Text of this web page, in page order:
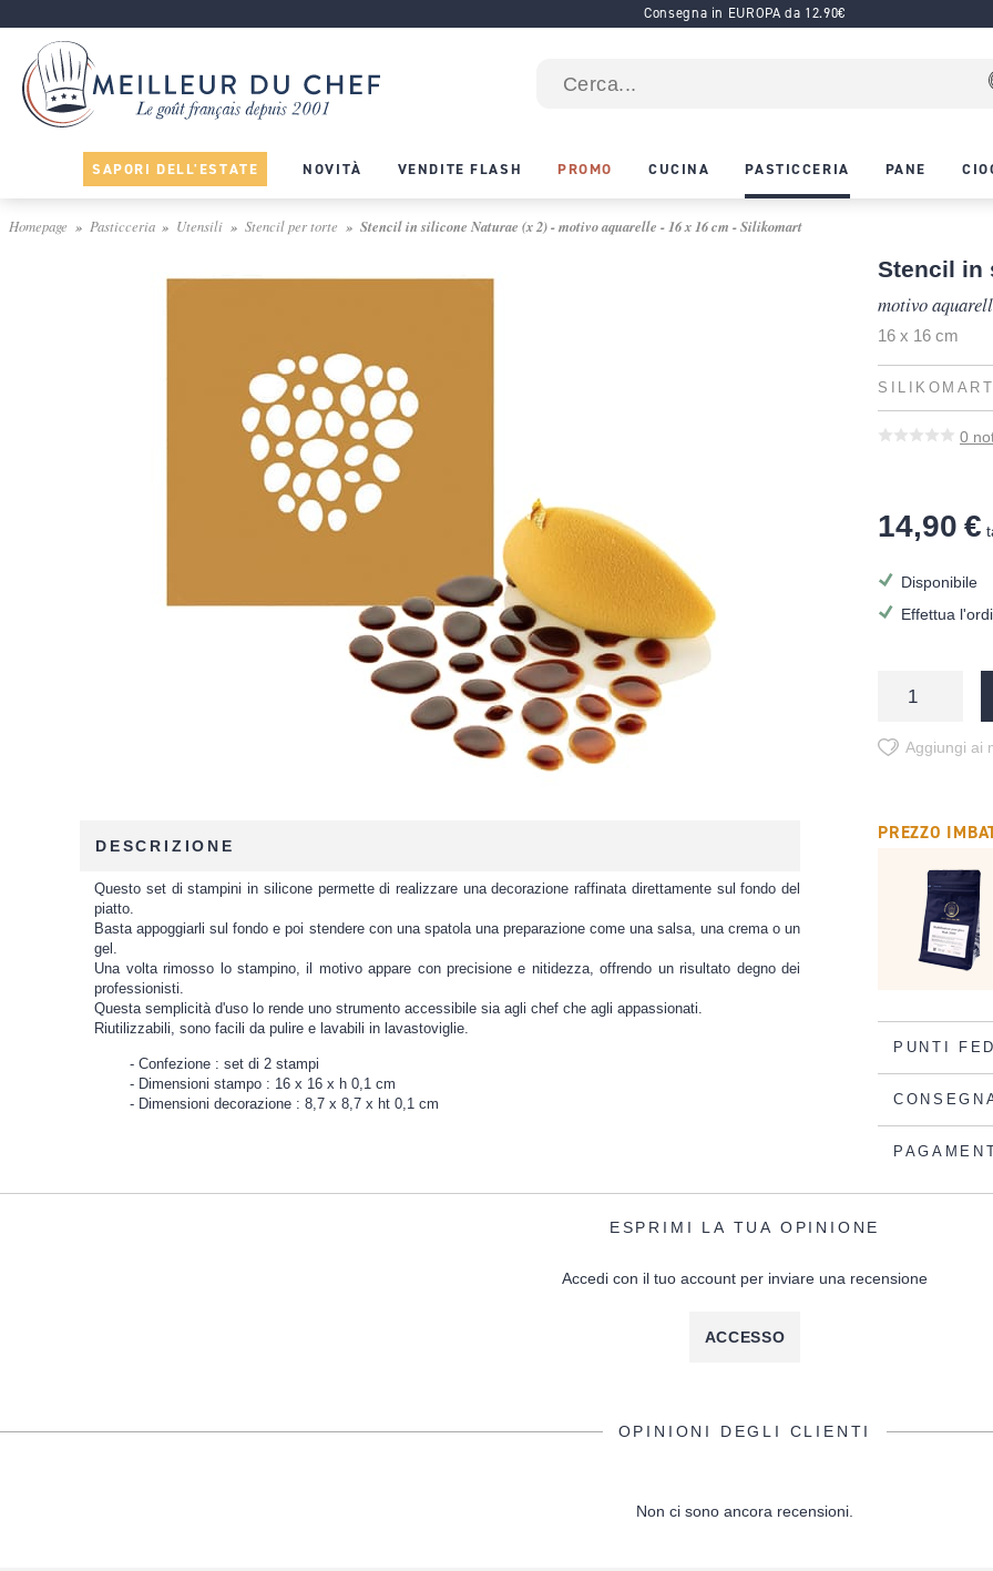
Consegna in EUROPA da 12.90€
SAPORI DELL'ESTATE NOVITÀ VENDITE FLASH PROMO CUCINA PASTICCERIA PANE
Homepage Pasticceria Utensili Stencil per torte Stencil in silicone Naturae (x 2) - motivo aquarelle - 16 x 16 cm - Silikomart
Stencil in
motivo
16 x 16 cm
SILIKOMART
0
14,90 €
Disponibile
Effettua
Aggiungi ai
DESCRIZIONE
Questo set di stampini in silicone permette di realizzare una decorazione raffinata direttamente sul fondo del
piatto.
Basta appoggiarli sul fondo e poi stendere con una spatola una preparazione come una salsa, una crema o un
gel.
Una volta rimosso lo stampino, il motivo appare con precisione e nitidezza, offrendo un risultato degno dei
professionisti.
Questa semplicità d'uso lo rende uno strumento accessibile sia agli chef che agli appassionati.
Riutilizzabili, sono facili da pulire e lavabili in lavastoviglie.
Confezione : set di 2 stampi
Dimensioni stampo : 16 x 16 x h 0,1 cm
Dimensioni decorazione : 8,7 x 8,7 x ht 0,1 cm
PREZZO
PUNTI
ESPRIMI LA TUA OPINIONE
Accedi con il tuo account per inviare una recensione
ACCESSO
OPINIONI DEGLI CLIENTI
Non ci sono ancora recensioni.